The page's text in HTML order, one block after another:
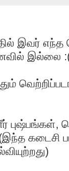
இவர் எந்த
இல்லை
கடைசி